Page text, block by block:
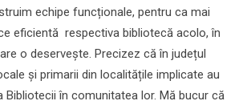
echipe funcționale, pentru ca mai
eficientă respectiva bibliotecă acolo, în
o deservește. Precizez că în județul
și primarii din localitățile implicate au
Bibliotecii în comunitatea lor. Mă bucur că